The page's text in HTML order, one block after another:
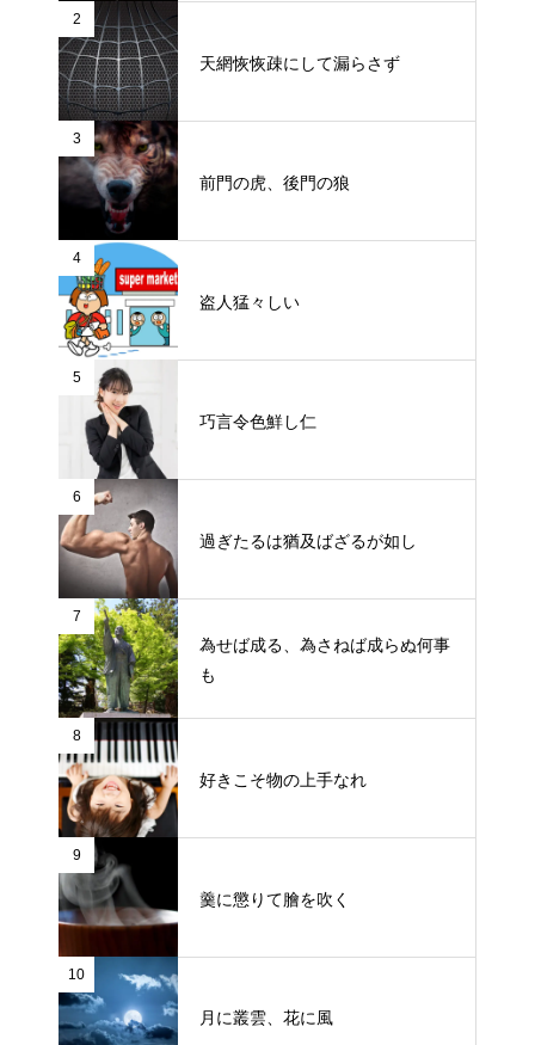
2
天網恢恢疎にして漏らさず
3
前門の虎、後門の狼
4
盗人猛々しい
5
巧言令色鮮し仁
6
過ぎたるは猶及ばざるが如し
7
為せば成る、為さねば成らぬ何事
も
8
好きこそ物の上手なれ
9
羹に懲りて膾を吹く
10
月に叢雲、花に風